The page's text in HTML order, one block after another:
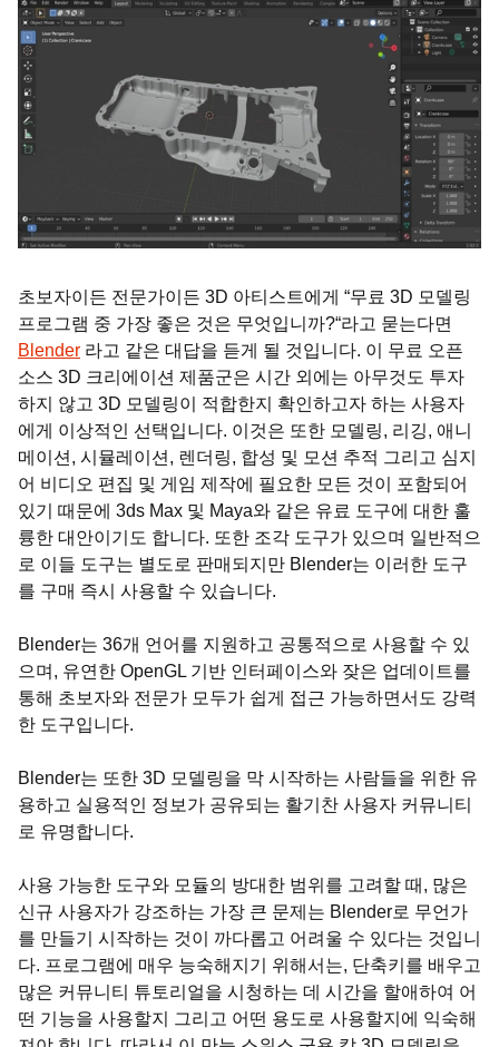
초보자이든 전문가이든 3D 아티스트에게 “무료 3D 모델링
프로그램 중 가장 좋은 것은 무엇입니까?“라고 묻는다면
Blender 라고 같은 대답을 듣게 될 것입니다. 이 무료 오픈
소스 3D 크리에이션 제품군은 시간 외에는 아무것도 투자
하지 않고 3D 모델링이 적합한지 확인하고자 하는 사용자
에게 이상적인 선택입니다. 이것은 또한 모델링, 리깅, 애니
메이션, 시뮬레이션, 렌더링, 합성 및 모션 추적 그리고 심지
어 비디오 편집 및 게임 제작에 필요한 모든 것이 포함되어
있기 때문에 3ds Max 및 Maya와 같은 유료 도구에 대한 훌
륭한 대안이기도 합니다. 또한 조각 도구가 있으며 일반적으
로 이들 도구는 별도로 판매되지만 Blender는 이러한 도구
를 구매 즉시 사용할 수 있습니다.
Blender는 36개 언어를 지원하고 공통적으로 사용할 수 있
으며, 유연한 OpenGL 기반 인터페이스와 잦은 업데이트를
통해 초보자와 전문가 모두가 쉽게 접근 가능하면서도 강력
한 도구입니다.
Blender는 또한 3D 모델링을 막 시작하는 사람들을 위한 유
용하고 실용적인 정보가 공유되는 활기찬 사용자 커뮤니티
로 유명합니다.
사용 가능한 도구와 모듈의 방대한 범위를 고려할 때, 많은
신규 사용자가 강조하는 가장 큰 문제는 Blender로 무언가
를 만들기 시작하는 것이 까다롭고 어려울 수 있다는 것입니
다. 프로그램에 매우 능숙해지기 위해서는, 단축키를 배우고
많은 커뮤니티 튜토리얼을 시청하는 데 시간을 할애하여 어
떤 기능을 사용할지 그리고 어떤 용도로 사용할지에 익숙해